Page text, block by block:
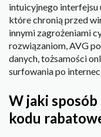
intuicyjnego interfejsu
które chronią przed
innymi zagrożeniami
rozwiązaniom, AVG
danych, tożsamości
surfowania po
W jaki sposób
kodu